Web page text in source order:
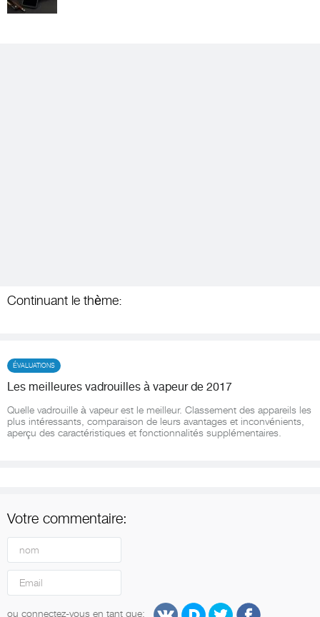
Continuant le thème:
ÉVALUATIONS
Les meilleures vadrouilles à vapeur de 2017
Quelle vadrouille à vapeur est le meilleur. Classement des appareils les
plus intéressants, comparaison de leurs avantages et inconvénients,
aperçu des caractéristiques et fonctionnalités supplémentaires.
Votre commentaire:
ou connectez-vous en tant que: